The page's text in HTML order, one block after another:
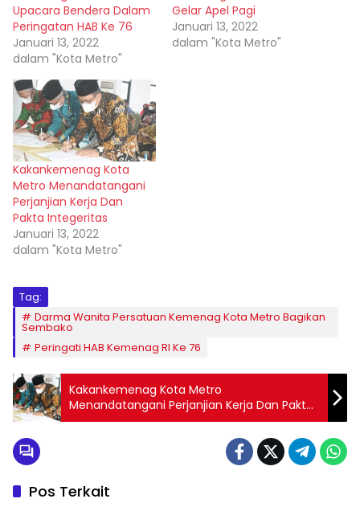
Upacara Bendera Dalam
Peringatan HAB Ke 76
Januari 13, 2022
dalam "Kota Metro"
Gelar Apel Pagi
Januari 13, 2022
dalam "Kota Metro"
Kakankemenag Kota
Metro Menandatangani
Perjanjian Kerja Dan
Pakta Integeritas
Januari 13, 2022
dalam "Kota Metro"
Tag:
Darma Wanita Persatuan Kemenag Kota Metro Bagikan
Sembako
Peringati HAB Kemenag RI Ke 76
Kakankemenag Kota Metro
Menandatangani Perjanjian Kerja Dan Pakta
Integeritas
Pos Terkait